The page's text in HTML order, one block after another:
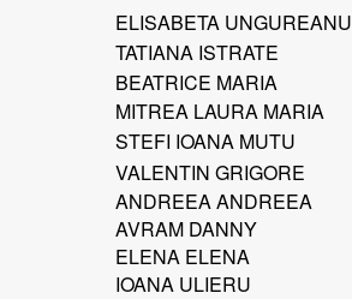
ELISABETA UNGUREANU
TATIANA ISTRATE
BEATRICE MARIA
MITREA LAURA MARIA
STEFI IOANA MUTU
VALENTIN GRIGORE
ANDREEA ANDREEA
AVRAM DANNY
ELENA ELENA
IOANA ULIERU